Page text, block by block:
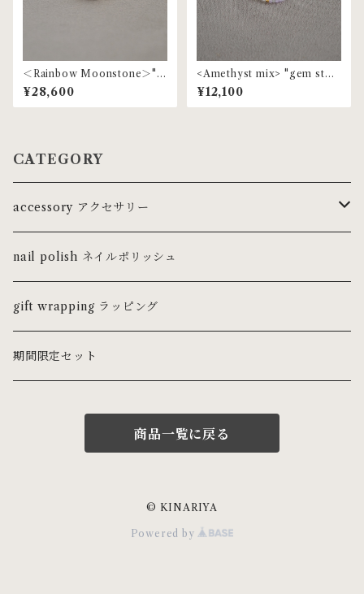
＜Rainbow Moonstone＞"g
em stone" pearl ring | MR-
97
¥28,600
<Amethyst mix> "gem ston
e" beaded ring | MR-153
¥12,100
CATEGORY
accessory アクセサリー
ring リング
ピンキーリング
necklace ネックレス・チョーカー
pierce ピアス
earcuff イヤーカフ
bracelet ブレスレット・バングル
nail polish ネイルポリッシュ
gift wrapping ラッピング
期間限定セット
商品一覧に戻る
© KINARIYA
Powered by